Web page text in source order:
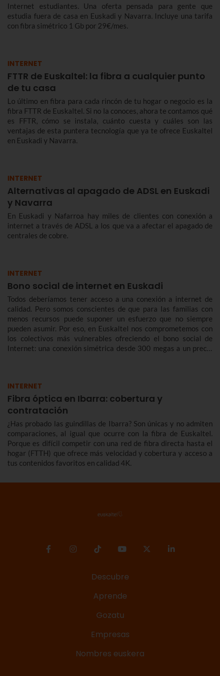
Internet estudiantes. Una oferta pensada para gente que
estudia fuera de casa en Euskadi y Navarra. Incluye una tarifa
con fibra simétrico 1 Gb por 29€/mes.
INTERNET
FTTR de Euskaltel: la fibra a cualquier punto
de tu casa
Lo último en fibra para cada rincón de tu hogar o negocio es la
fibra FTTR de Euskaltel. Si no la conoces, ahora te contamos qué
es FFTR, cómo se instala, cuánto cuesta y cuáles son las
ventajas de esta puntera tecnología que ya te ofrece Euskaltel
en Euskadi y Navarra.
INTERNET
Alternativas al apagado de ADSL en Euskadi
y Navarra
En Euskadi y Nafarroa hay miles de clientes con conexión a
internet a través de ADSL a los que va a afectar el apagado de
centrales de cobre.
INTERNET
Bono social de internet en Euskadi
Todos deberíamos tener acceso a una conexión a internet de
calidad. Pero somos conscientes de que para las familias con
menos recursos puede suponer un esfuerzo que no siempre
pueden asumir. Por eso, en Euskaltel nos comprometemos con
los colectivos más vulnerables ofreciendo el bono social de
Internet: una conexión simétrica desde 300 megas a un precio
INTERNET
Fibra óptica en Ibarra: cobertura y
contratación
¿Has probado las guindillas de Ibarra? Son únicas y no admiten
comparaciones, al igual que ocurre con la fibra de Euskaltel.
Porque es difícil competir con una red de fibra directa hasta el
hogar (FTTH) que ofrece más velocidad y cobertura y acceso a
tus contenidos favoritos en calidad 4K.
Descubre
Aprende
Gozatu
Empresas
Nombres euskera